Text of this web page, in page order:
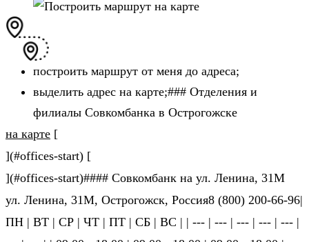
построить маршрут от меня до адреса;
выделить адрес на карте;### Отделения и
филиалы Совкомбанка в Острогожске
на карте [
](#offices-start) [
](#offices-start)#### Совкомбанк на ул. Ленина, 31М
ул. Ленина, 31М, Острогожск, Россия8 (800) 200-66-96|
ПН | ВТ | СР | ЧТ | ПТ | СБ | ВС | | --- | --- | --- | --- | --- |